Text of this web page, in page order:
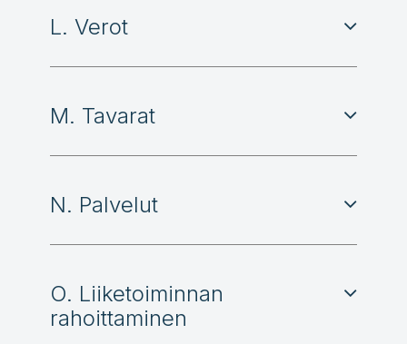
L. Verot
M. Tavarat
N. Palvelut
O. Liiketoiminnan
rahoittaminen